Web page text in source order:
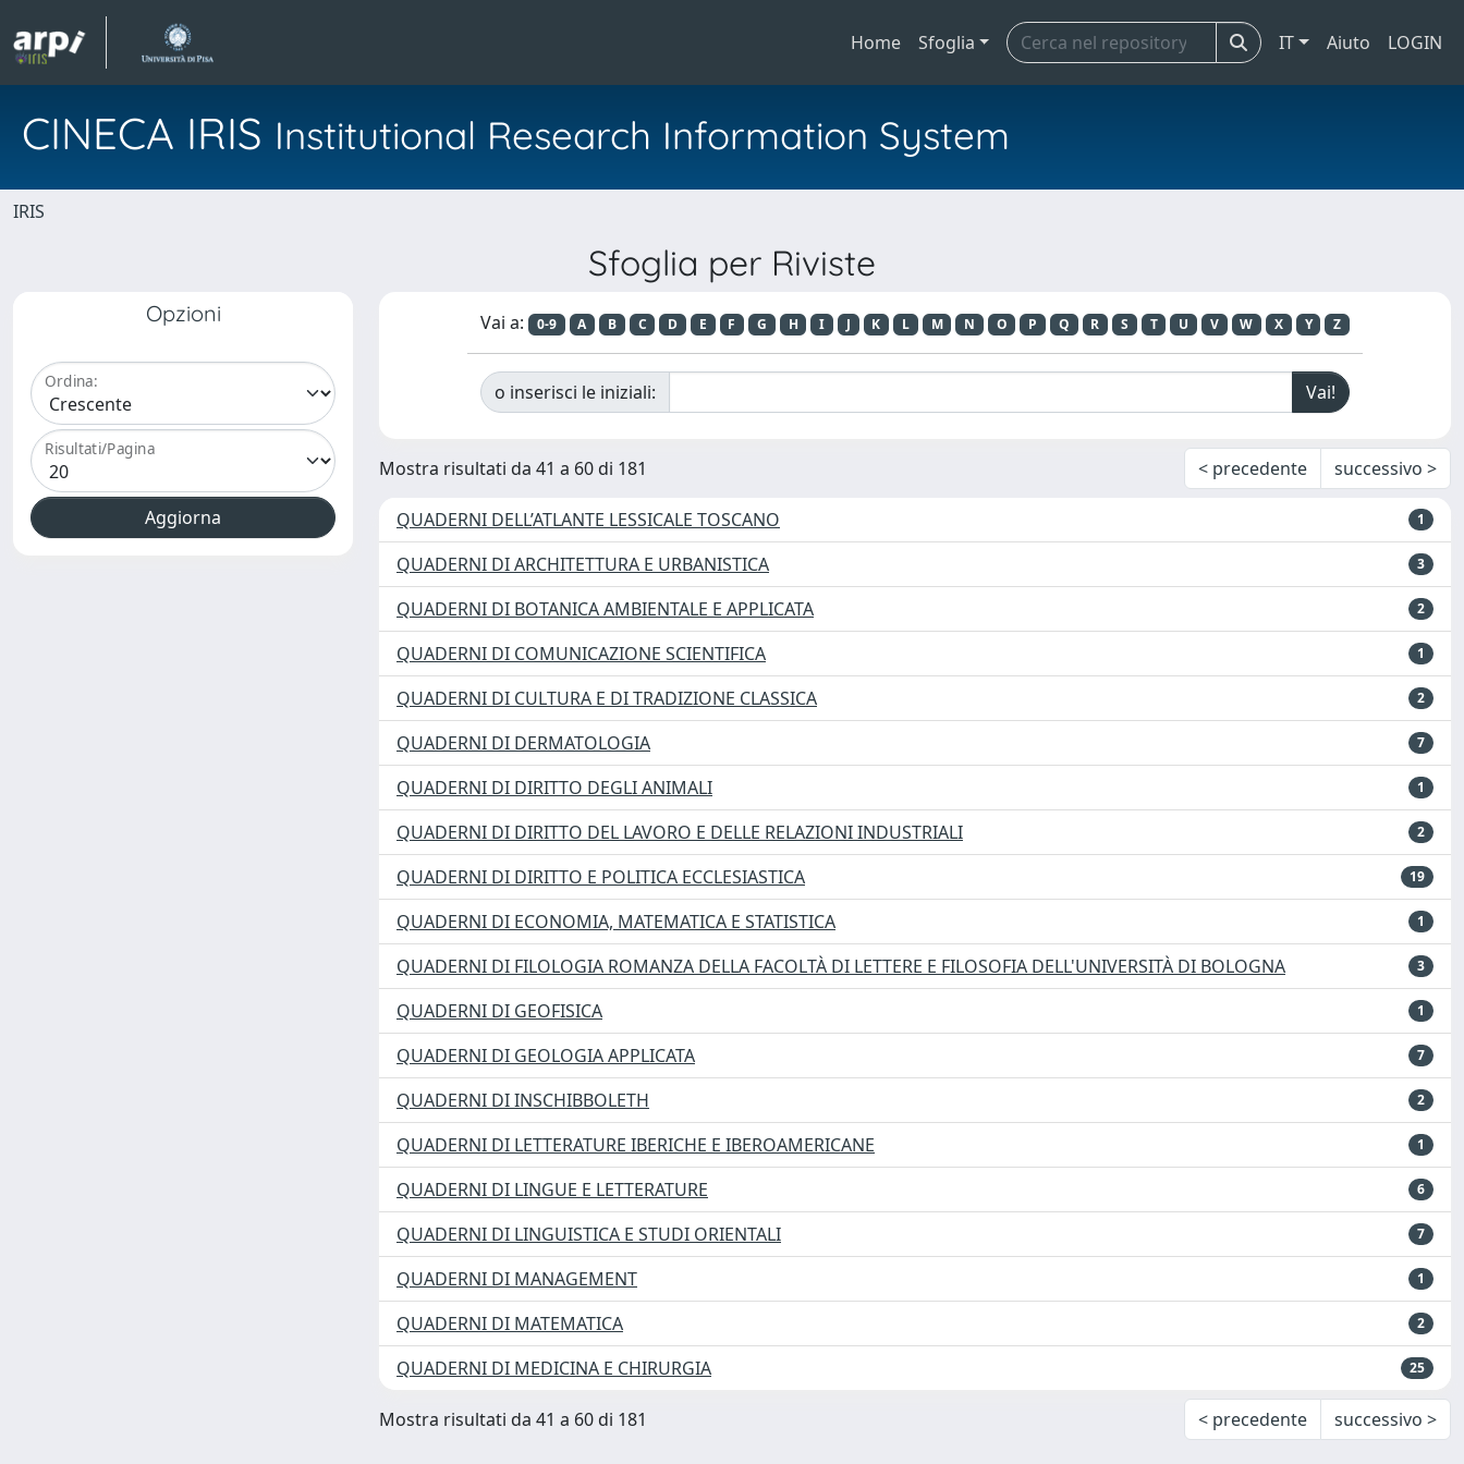
Home Sfoglia IT Aiuto LOGIN
CINECA IRIS Institutional Research Information System
IRIS
Sfoglia per Riviste
Opzioni
Ordina:
Risultati/Pagina
Vai a: 0-9 A B C D E F G H I J K L M N O P Q R S T U V W X Y Z
o inserisci le iniziali:
Mostra risultati da 41 a 60 di 181 < precedente successivo >
QUADERNI DELL’ATLANTE LESSICALE TOSCANO 1
QUADERNI DI ARCHITETTURA E URBANISTICA 3
QUADERNI DI BOTANICA AMBIENTALE E APPLICATA 2
QUADERNI DI COMUNICAZIONE SCIENTIFICA 1
QUADERNI DI CULTURA E DI TRADIZIONE CLASSICA 2
QUADERNI DI DERMATOLOGIA 7
QUADERNI DI DIRITTO DEGLI ANIMALI 1
QUADERNI DI DIRITTO DEL LAVORO E DELLE RELAZIONI INDUSTRIALI 2
QUADERNI DI DIRITTO E POLITICA ECCLESIASTICA 19
QUADERNI DI ECONOMIA, MATEMATICA E STATISTICA 1
QUADERNI DI FILOLOGIA ROMANZA DELLA FACOLTÀ DI LETTERE E FILOSOFIA DELL'UNIVERSITÀ DI BOLOGNA 3
QUADERNI DI GEOFISICA 1
QUADERNI DI GEOLOGIA APPLICATA 7
QUADERNI DI INSCHIBBOLETH 2
QUADERNI DI LETTERATURE IBERICHE E IBEROAMERICANE 1
QUADERNI DI LINGUE E LETTERATURE 6
QUADERNI DI LINGUISTICA E STUDI ORIENTALI 7
QUADERNI DI MANAGEMENT 1
QUADERNI DI MATEMATICA 2
QUADERNI DI MEDICINA E CHIRURGIA 25
Mostra risultati da 41 a 60 di 181 < precedente successivo >